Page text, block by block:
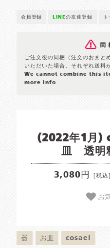
会員登録 LINEの友達登録
ご注文後の同梱（注文のおまと
いただいた場合、それぞれ送料
We cannot combine this
more info
(2022年1月)
皿 透
3,080円 [税込]
お
器 お皿 cosael